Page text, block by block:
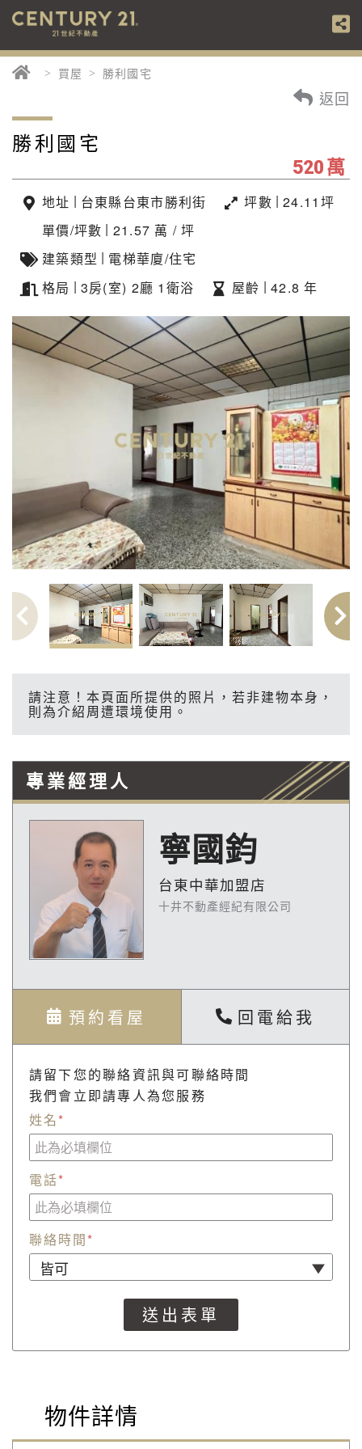
買屋 勝利國宅
返回
勝利國宅
520萬
地址 | 台東縣台東市勝利街 坪數 | 24.11坪
單價/坪數 | 21.57 萬 / 坪
建築類型 | 電梯華廈/住宅
格局 | 3房(室) 2廳 1衛浴 屋齡 | 42.8 年
請注意！本頁面所提供的照片，若非建物本身，
則為介紹周遭環境使用。
專業經理人
寧國鈞
台東中華加盟店
十井不動產經紀有限公司
預約看屋 回電給我
請留下您的聯絡資訊與可聯絡時間
我們會立即請專人為您服務
姓名*
電話*
聯絡時間*
物件詳情